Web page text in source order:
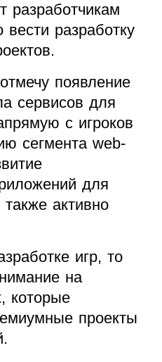
разработчикам
разработку
появление
сервисов для
с игроков
сегмента web-
для
активно
игр, то
на
которые
проекты